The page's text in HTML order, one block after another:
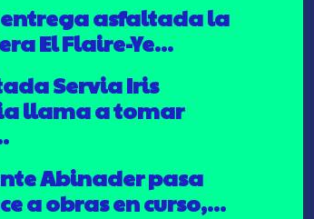
entrega asfaltada la
El Flaire-Ye...
Servia Iris
llama a tomar
Abinader pasa
a obras en curso,...